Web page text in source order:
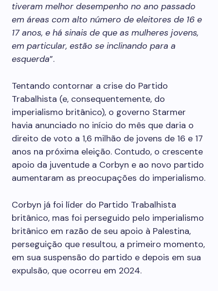
tiveram melhor desempenho no ano passado
em áreas com alto número de eleitores de 16 e
17 anos, e há sinais de que as mulheres jovens,
em particular, estão se inclinando para a
esquerda”.
Tentando contornar a crise do Partido
Trabalhista (e, consequentemente, do
imperialismo britânico), o governo Starmer
havia anunciado no início do mês que daria o
direito de voto a 1,6 milhão de jovens de 16 e 17
anos na próxima eleição. Contudo, o crescente
apoio da juventude a Corbyn e ao novo partido
aumentaram as preocupações do imperialismo.
Corbyn já foi líder do Partido Trabalhista
britânico, mas foi perseguido pelo imperialismo
britânico em razão de seu apoio à Palestina,
perseguição que resultou, a primeiro momento,
em sua suspensão do partido e depois em sua
expulsão, que ocorreu em 2024.